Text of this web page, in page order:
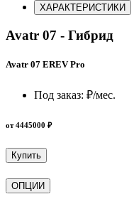
ХАРАКТЕРИСТИКИ
Avatr 07 - Гибрид
Avatr 07 EREV Pro
Под заказ: ₽/мес.
от 4445000 ₽
Купить
ОПЦИИ